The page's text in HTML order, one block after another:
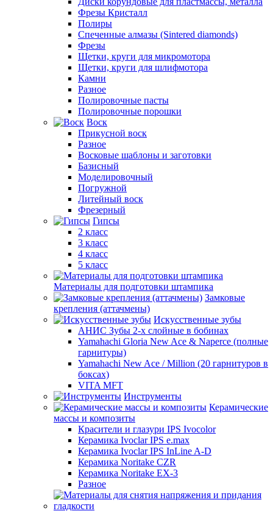
Фрезы Кристалл
Полиры
Спеченные алмазы (Sintered diamonds)
Фрезы
Щетки, круги для микромотора
Щетки, круги для шлифмотора
Камни
Разное
Полировочные пасты
Полировочные порошки
Воск
Прикусной воск
Разное
Восковые шаблоны и заготовки
Базисный
Моделировочный
Погружной
Литейный воск
Фрезерный
Гипсы
2 класс
3 класс
4 класс
5 класс
Материалы для подготовки штампика
Замковые
крепления (аттачмены)
Искусственные зубы
АНИС Зубы 2-х слойные в бобинах
Yamahachi Gloria New Ace & Naperce (полные
гарнитуры)
Yamahachi New Ace / Million (20 гарнитуров в
боксах)
VITA MFT
Инструменты
Керамические
массы и композиты
Красители и глазури IPS Ivocolor
Керамика Ivoclar IPS e.max
Керамика Ivoclar IPS InLine A-D
Керамика Noritake CZR
Керамика Noritake EX-3
Разное